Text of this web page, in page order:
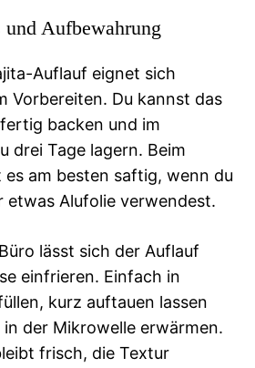
Aufbewahrung
Auflauf eignet sich
Vorbereiten. Du kannst das
backen und im
drei Tage lagern. Beim
am besten saftig, wenn du
etwas Alufolie verwendest.
lässt sich der Auflauf
einfrieren. Einfach in
kurz auftauen lassen
der Mikrowelle erwärmen.
frisch, die Textur